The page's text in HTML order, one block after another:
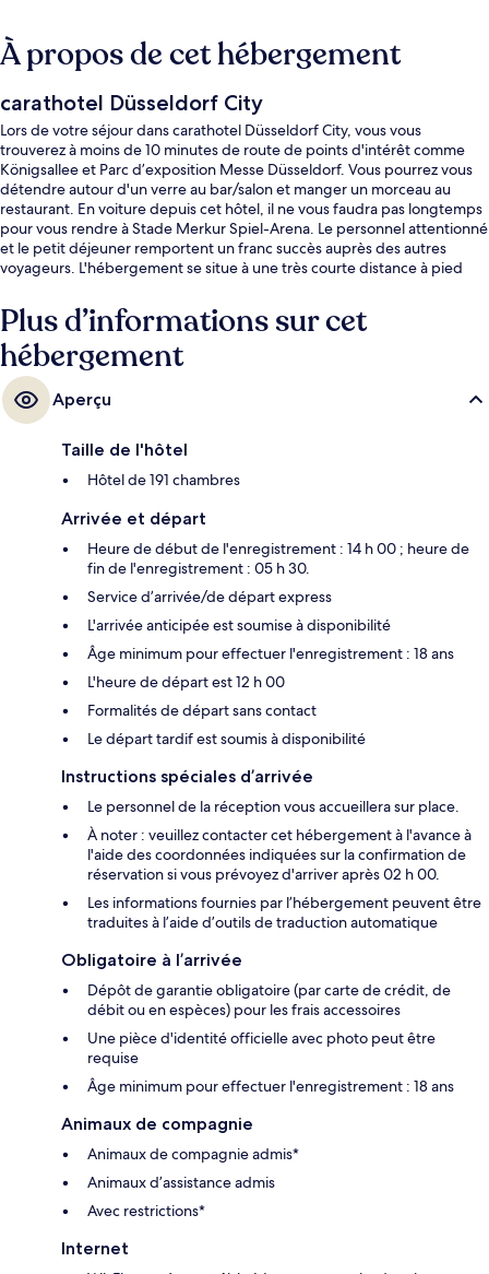
À propos de cet hébergement
carathotel Düsseldorf City
Lors de votre séjour dans carathotel Düsseldorf City, vous vous
trouverez à moins de 10 minutes de route de points d'intérêt comme
Königsallee et Parc d’exposition Messe Düsseldorf. Vous pourrez vous
détendre autour d'un verre au bar/salon et manger un morceau au
restaurant. En voiture depuis cet hôtel, il ne vous faudra pas longtemps
pour vous rendre à Stade Merkur Spiel-Arena. Le personnel attentionné
et le petit déjeuner remportent un franc succès auprès des autres
voyageurs. L'hébergement se situe à une très courte distance à pied
Arrêt de tram Luisenstraße, à 4 min.
Plus d’informations sur cet
hébergement
Aperçu
Taille de l'hôtel
Hôtel de 191 chambres
Arrivée et départ
Heure de début de l'enregistrement : 14 h 00 ; heure de
fin de l'enregistrement : 05 h 30.
Service d’arrivée/de départ express
L'arrivée anticipée est soumise à disponibilité
Âge minimum pour effectuer l'enregistrement : 18 ans
L'heure de départ est 12 h 00
Formalités de départ sans contact
Le départ tardif est soumis à disponibilité
Instructions spéciales d’arrivée
Le personnel de la réception vous accueillera sur place.
À noter : veuillez contacter cet hébergement à l'avance à
l'aide des coordonnées indiquées sur la confirmation de
réservation si vous prévoyez d'arriver après 02 h 00.
Les informations fournies par l’hébergement peuvent être
traduites à l’aide d’outils de traduction automatique
Obligatoire à l’arrivée
Dépôt de garantie obligatoire (par carte de crédit, de
débit ou en espèces) pour les frais accessoires
Une pièce d'identité officielle avec photo peut être
requise
Âge minimum pour effectuer l'enregistrement : 18 ans
Animaux de compagnie
Animaux de compagnie admis*
Animaux d’assistance admis
Avec restrictions*
Internet